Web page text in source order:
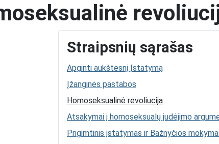
Straipsnių sąrašas
Apginti aukštesnį Įstatymą
Įžanginės pastabos
Homoseksualinė revoliucija
Atsakymai į homoseksualų judėjimo
Prigimtinis įstatymas ir Bažnyčios